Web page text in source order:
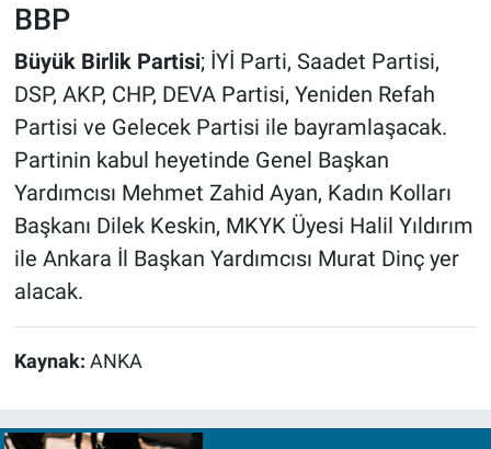
BBP
Büyük Birlik Partisi; İYİ Parti, Saadet Partisi,
DSP, AKP, CHP, DEVA Partisi, Yeniden Refah
Partisi ve Gelecek Partisi ile bayramlaşacak.
Partinin kabul heyetinde Genel Başkan
Yardımcısı Mehmet Zahid Ayan, Kadın Kolları
Başkanı Dilek Keskin, MKYK Üyesi Halil Yıldırım
ile Ankara İl Başkan Yardımcısı Murat Dinç yer
alacak.
Kaynak: ANKA